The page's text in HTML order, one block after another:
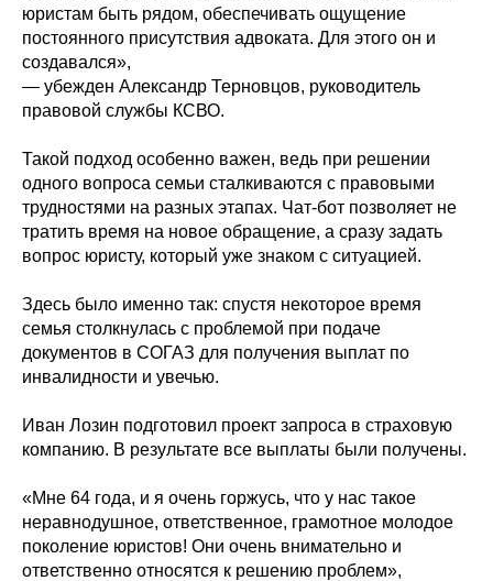
юристам быть рядом, обеспечивать ощущение
постоянного присутствия адвоката. Для этого он и
создавался»,
— убежден Александр Терновцов, руководитель
правовой службы КСВО.
Такой подход особенно важен, ведь при решении
одного вопроса семьи сталкиваются с правовыми
трудностями на разных этапах. Чат-бот позволяет не
тратить время на новое обращение, а сразу задать
вопрос юристу, который уже знаком с ситуацией.
Здесь было именно так: спустя некоторое время
семья столкнулась с проблемой при подаче
документов в СОГАЗ для получения выплат по
инвалидности и увечью.
Иван Лозин подготовил проект запроса в страховую
компанию. В результате все выплаты были получены.
«Мне 64 года, и я очень горжусь, что у нас такое
неравнодушное, ответственное, грамотное молодое
поколение юристов! Они очень внимательно и
ответственно относятся к решению проблем»,